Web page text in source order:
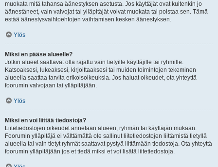
muokata mitä tahansa äänestyksen asetusta. Jos käyttäjät ovat kuitenkin jo
äänestäneet, vain valvojat tai ylläpitäjät voivat muokata tai poistaa sen. Tämä
estää äänestysvaihtoehtojen vaihtamisen kesken äänestyksen.
Ylös
Miksi en pääse alueelle?
Jotkin alueet saattavat olla rajattu vain tietyille käyttäjille tai ryhmille.
Katsoaksesi, lukeaksesi, kirjoittaaksesi tai muiden toimintojen tekeminen
alueella saattaa tarvita erikoisoikeuksia. Jos haluat oikeudet, ota yhteyttä
foorumin valvojaan tai ylläpitäjään.
Ylös
Miksi en voi liittää tiedostoja?
Liitetiedostojen oikeudet annetaan alueen, ryhmän tai käyttäjän mukaan.
Foorumin ylläpitäjä ei välttämättä ole sallinut liitetiedostojen liittämistä tietyllä
alueella tai vain tietyt ryhmät saattavat pystyä liittämään tiedostoja. Ota yhteyttä
foorumin ylläpitäjään jos et tiedä miksi et voi lisätä liitetiedostoja.